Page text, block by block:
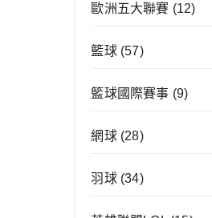
歐洲五大聯賽 (12)
籃球(57)
籃球國際賽事 (9)
網球(28)
羽球(34)